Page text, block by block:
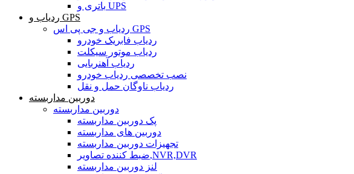
باتری و UPS
ردیاب و GPS
ردیاب و جی پی اس GPS
ردیاب فابریک خودرو
ردیاب موتور سیکلت
ردیاب آهنربایی
نصب تخصصی ردیاب خودرو
ردیاب ناوگان حمل و نقل
دوربین مداربسته
دوربین مداربسته
پک دوربین مداربسته
دوربین های مداربسته
تجهیزات دوربین مداربسته
ضبط کننده تصاویر,NVR,DVR
لنز دوربین مداربسته